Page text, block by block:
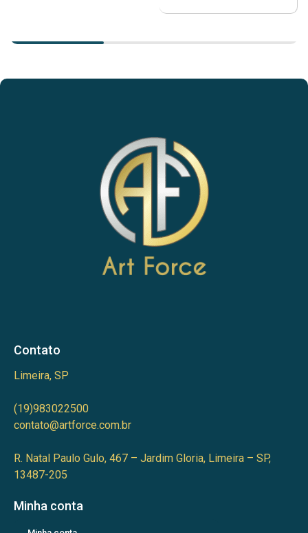
Contato
Limeira, SP
(19)983022500
contato@artforce.com.br
R. Natal Paulo Gulo, 467 – Jardim Gloria, Limeira – SP,
13487-205
Minha conta